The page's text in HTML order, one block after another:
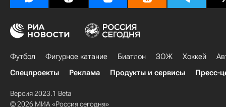
Футбол Фигурное катание Биатлон ЗОЖ Хоккей
Спецпроекты
Реклама Продукты и сервисы Пресс-
Версия 2023.1 Beta
© 2026 МИА «Россия сегодня»